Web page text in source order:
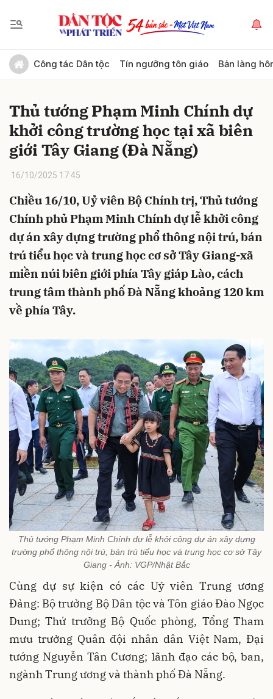
Công tác Dân tộc Tín ngưỡng tôn giáo Bản làng
Thủ tướng Phạm Minh Chính dự
khởi công trường học tại xã biên
giới Tây Giang (Đà Nẵng)
16/10/2025 17:45
Chiều 16/10, Uỷ viên Bộ Chính trị, Thủ tướng
Chính phủ Phạm Minh Chính dự lễ khởi công
dự án xây dựng trường phổ thông nội trú, bán
trú tiểu học và trung học cơ sở Tây Giang-xã
miền núi biên giới phía Tây giáp Lào, cách
trung tâm thành phố Đà Nẵng khoảng 120 km
về phía Tây.
Thủ tướng Phạm Minh Chính dự lễ khởi công dự án xây dựng
trường phổ thông nội trú, bán trú tiểu học và trung học cơ sở Tây
Giang - Ảnh: VGP/Nhật Bắc
Cùng dự sự kiện có các Uỷ viên Trung ương
Đảng: Bộ trưởng Bộ Dân tộc và Tôn giáo Đào Ngọc
Dung; Thứ trưởng Bộ Quốc phòng, Tổng Tham
mưu trưởng Quân đội nhân dân Việt Nam, Đại
tướng Nguyễn Tân Cương; lãnh đạo các bộ, ban,
ngành Trung ương và thành phố Đà Nẵng.
Gửi bình luận